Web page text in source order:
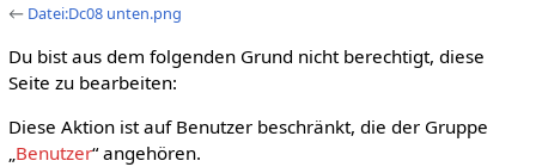
← Datei:Dc08 unten.png
Du bist aus dem folgenden Grund nicht berechtigt, diese
Seite zu bearbeiten:
Diese Aktion ist auf Benutzer beschränkt, die der Gruppe
„Benutzer“ angehören.